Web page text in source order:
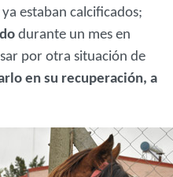
estaban calcificados;
durante un mes en
por otra situación de
en su recuperación, a